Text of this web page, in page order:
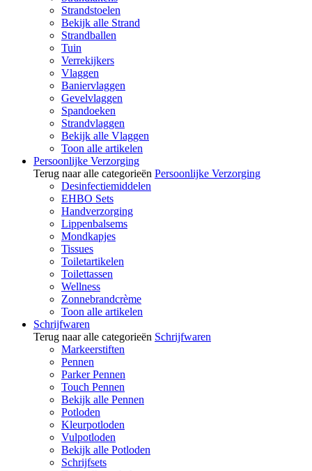
Strandstoelen
Bekijk alle Strand
Strandballen
Tuin
Verrekijkers
Vlaggen
Baniervlaggen
Gevelvlaggen
Spandoeken
Strandvlaggen
Bekijk alle Vlaggen
Toon alle artikelen
Persoonlijke Verzorging
Terug naar alle categorieën Persoonlijke Verzorging
Desinfectiemiddelen
EHBO Sets
Handverzorging
Lippenbalsems
Mondkapjes
Tissues
Toiletartikelen
Toilettassen
Wellness
Zonnebrandcrème
Toon alle artikelen
Schrijfwaren
Terug naar alle categorieën Schrijfwaren
Markeerstiften
Pennen
Parker Pennen
Touch Pennen
Bekijk alle Pennen
Potloden
Kleurpotloden
Vulpotloden
Bekijk alle Potloden
Schrijfsets